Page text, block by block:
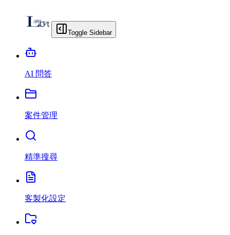
Toggle Sidebar
AI 問答
案件管理
精準搜尋
客製化設定